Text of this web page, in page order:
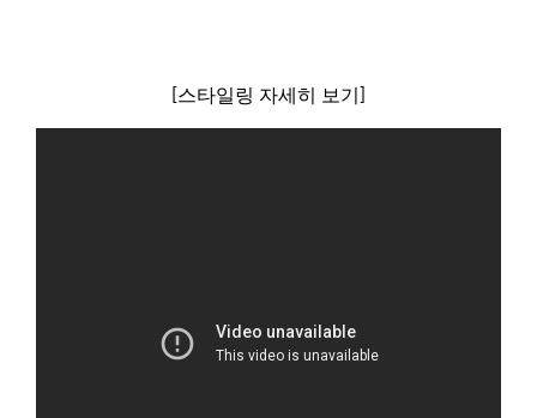
[스타일링 자세히 보기]